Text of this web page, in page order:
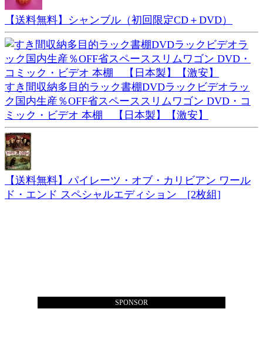
【送料無料】シャンブル（初回限定CD＋DVD）
すき間収納多目的ラック書棚DVDラックビデオラッ
ク国内生産％OFF省スペーススリムワゴン DVD・コ
ミック・ビデオ 本棚 【日本製】【激安】
【送料無料】パイレーツ・オブ・カリビアン ワール
ド・エンド スペシャルエディション [2枚組]
SPONSOR